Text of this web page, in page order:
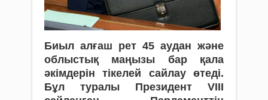
Биыл алғаш рет 45 аудан және
облыстық маңызы бар қала
әкімдерін тікелей сайлау өтеді.
Бұл туралы Президент VIII